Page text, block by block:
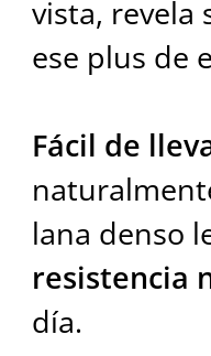
vista, revela
ese plus de
Fácil de
lana denso
resistencia
día.